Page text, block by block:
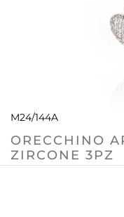
M24/144A
ORECCHINO
ZIRCONE 3PZ